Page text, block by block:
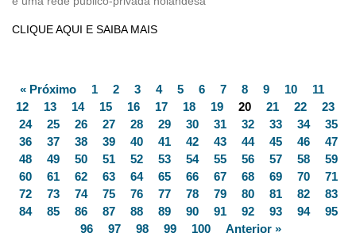
CLIQUE AQUI E SAIBA MAIS
« Próximo 1 2 3 4 5 6 7 8 9 10
11
12
13 14 15 16 17 18 19 20 21 22
23
24
25 26 27 28 29 30 31 32 33 34
35
36
37 38 39 40 41 42 43 44 45 46
47
48
49 50 51 52 53 54 55 56 57 58
59
60
61 62 63 64 65 66 67 68 69 70
71
72
73 74 75 76 77 78 79 80 81 82
83
84
85 86 87 88 89 90 91 92 93 94
95
96
97 98 99 100 Anterior »